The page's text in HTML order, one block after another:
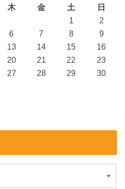
木 金 土
日
1
2
6 7 8
9
13 14 15
16
20 21 22
23
27 28 29
30